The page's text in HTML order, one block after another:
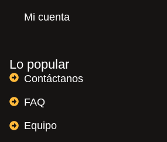
Mi cuenta
Lo popular
Contáctanos
FAQ
Equipo